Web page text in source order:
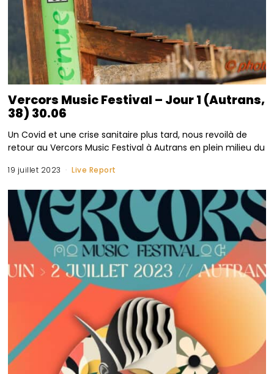
Vercors Music Festival – Jour 1 (Autrans,
38) 30.06
Un Covid et une crise sanitaire plus tard, nous revoilà de
retour au Vercors Music Festival à Autrans en plein milieu du
19 juillet 2023 Live Report